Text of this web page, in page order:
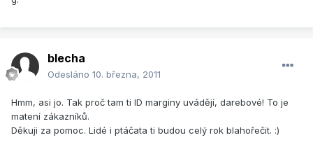
blecha
Odesláno 10. března, 2011
Hmm, asi jo. Tak proč tam ti ID marginy uvádějí, darebové! To je
matení zákazníků.
Děkuji za pomoc. Lidé i ptáčata ti budou celý rok blahořečit. :)